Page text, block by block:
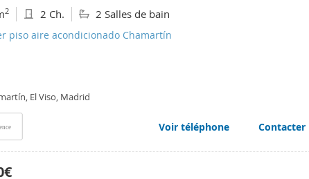
2 2 Ch. 2 Salles de bain
piso aire acondicionado Chamartín
El Viso, Madrid
Voir téléphone Contacter